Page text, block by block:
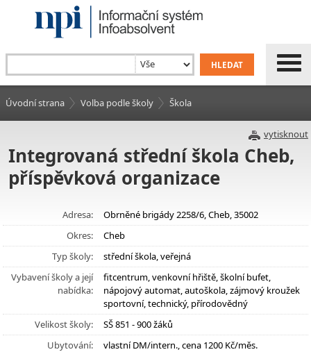
Úvodní strana Volba podle školy Škola
vytisknout
Integrovaná střední škola Cheb,
příspěvková organizace
Adresa:
Obrněné brigády 2258/6, Cheb, 35002
Okres:
Cheb
Typ školy:
střední škola, veřejná
Vybavení školy a její
nabídka:
fitcentrum, venkovní hřiště, školní bufet,
nápojový automat, autoškola, zájmový kroužek
sportovní, technický, přírodovědný
Velikost školy:
SŠ 851 - 900 žáků
Ubytování:
vlastní DM/intern., cena 1200 Kč/měs.